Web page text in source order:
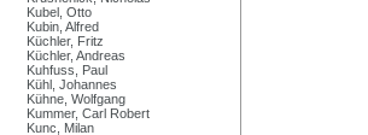
Kubel, Otto
Kubin, Alfred
Küchler, Fritz
Küchler, Andreas
Kuhfuss, Paul
Kühl, Johannes
Kühne, Wolfgang
Kummer, Carl Robert
Kunc, Milan